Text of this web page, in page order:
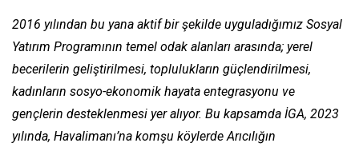
2016 yılından bu yana aktif bir şekilde uyguladığımız Sosyal
Yatırım Programının temel odak alanları arasında; yerel
becerilerin geliştirilmesi, toplulukların güçlendirilmesi,
kadınların sosyo-ekonomik hayata entegrasyonu ve
gençlerin desteklenmesi yer alıyor. Bu kapsamda İGA, 2023
yılında, Havalimanı’na komşu köylerde Arıcılığın